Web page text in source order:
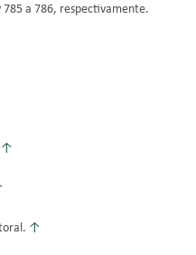
785 a 786, respectivamente.
↑
↑